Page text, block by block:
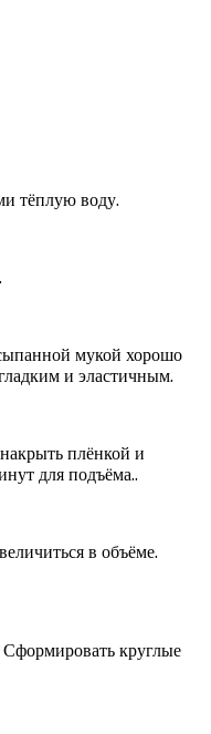
тёплую воду.
мукой хорошо
и эластичным.
плёнкой и
для подъёма..
в объёме.
Сформировать круглые